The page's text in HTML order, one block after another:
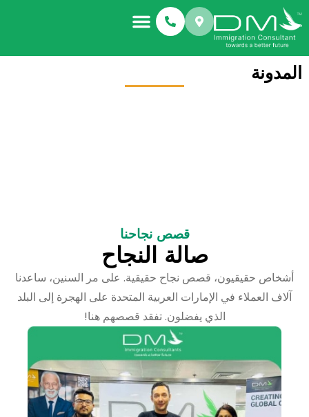
المدونة
قصص نجاحنا
صالة النجاح
أشخاص حقيقيون، قصص نجاح حقيقية. على مر السنين، ساعدنا
آلاف العملاء في الإمارات العربية المتحدة على الهجرة إلى البلد
الذي يفضلون. تفقد قصصهم هنا!